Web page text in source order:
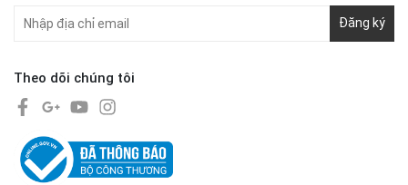
Đăng ký
Theo dõi chúng tôi